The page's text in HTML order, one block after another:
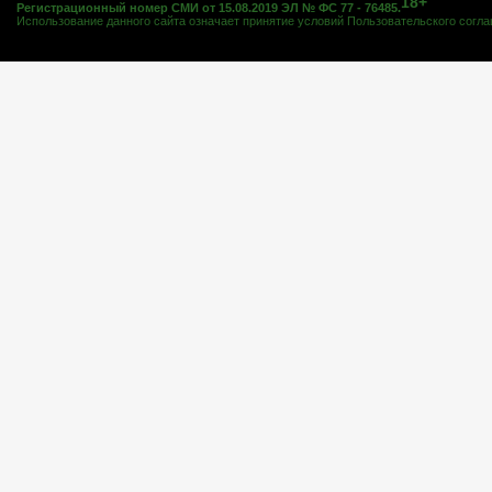
Регистрационный номер СМИ от 15.08.2019 ЭЛ № ФС 77 - 76485.
Использование данного сайта означает принятие условий Пользовательского